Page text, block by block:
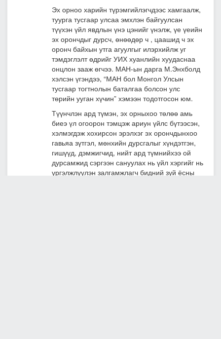
Эх орноо харийн түрэмгийлэгчдээс хамгаалж,
туурга тусгаар улсаа эмхлэн байгуулсан
түүхэн үйл явдлын үнэ цэнийг үнэлж, үе үеийн
эх орончдыг дурсч, өнөөдөр ч , цаашид ч эх
оронч байхын утга агуулгыг илэрхийлж уг
тэмдэглэлт өдрийг УИХ хуанлийн хуудаснаа
онцлон зааж өгчээ. МАН-ын дарга М.Энхболд
хэлсэн үгэндээ, “МАН бол Монгол Улсын
тусгаар тогтнолын баталгаа болсон улс
төрийн ууган хүчин” хэмээн тодотгосон юм.
Түүнчлэн ард түмэн, эх орныхоо төлөө амь
биеэ үл огоорон тэмцэж ариун үйлс бүтээсэн,
хэлмэгдэж хохирсон эрэлхэг эх орончдынхоо
гавьяа зүтгэл, мөнхийн дурсгалыг хүндэтгэн,
гишүүд, дэмжигчид, нийт ард түмнийхээ ой
дурсамжид сэргээн сануулах нь үйл хэргийг нь
үргэлжлүүлэн залгамжлагч бидний зүй ёсны